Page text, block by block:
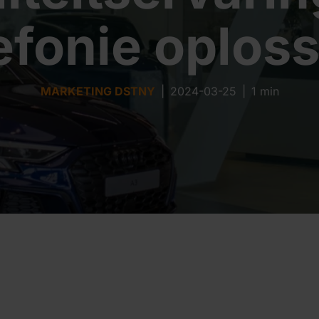
MARKETING DSTNY 2024-03-25 1 min